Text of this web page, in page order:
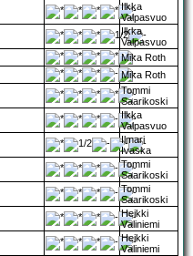
Ilkka
Valpasvuo
Ilkka
Valpasvuo
Mika Roth
Mika Roth
Tommi
Saarikoski
Ilkka
Valpasvuo
Ilmari
Ivaska
Tommi
Saarikoski
Tommi
Saarikoski
Heikki
Väliniemi
Heikki
Väliniemi